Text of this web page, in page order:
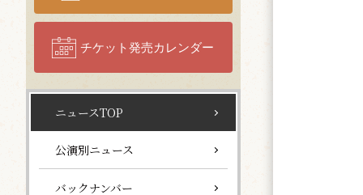
チケット発売カレンダー
ニュースTOP
公演別ニュース
バックナンバー